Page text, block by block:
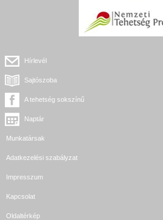
Hírlevél
Sajtószoba
A tehetség sokszínű
Naptár
Munkatársak
Adatkezelési szabályzat
Impresszum
Kapcsolat
Oldaltérkép